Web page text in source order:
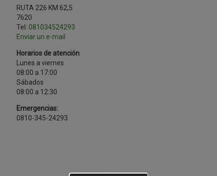
RUTA 226 KM 62,5
7620
Tel: 081034524293
Enviar un e-mail
Horarios de atención
Lunes a viernes
08:00 a 17:00
Sábados
08:00 a 12:30
Emergencias:
0810-345-24293